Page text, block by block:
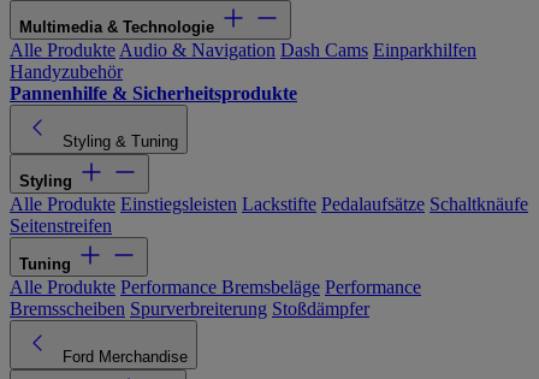
Multimedia & Technologie
Alle Produkte Audio & Navigation Dash Cams Einparkhilfen
Handyzubehör
Pannenhilfe & Sicherheitsprodukte
Styling & Tuning
Styling
Alle Produkte Einstiegsleisten Lackstifte Pedalaufsätze Schaltknäufe
Seitenstreifen
Tuning
Alle Produkte Performance Bremsbeläge Performance
Bremsscheiben Spurverbreiterung Stoßdämpfer
Ford Merchandise